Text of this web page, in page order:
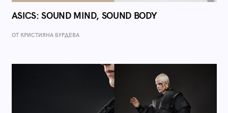
ASICS: SOUND MIND, SOUND BODY
ОТ КРИСТИЯНА БУРДЕВА